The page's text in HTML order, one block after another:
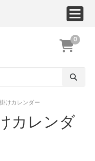
0
けカレンダー
カレンダ